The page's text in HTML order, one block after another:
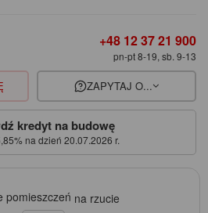
+48 12 37 21 900
pn-pt 8-19, sb. 9-13
ZAPYTAJ O...
kredyt na budowę
na dzień 20.07.2026 r.
pomieszczeń na rzucie